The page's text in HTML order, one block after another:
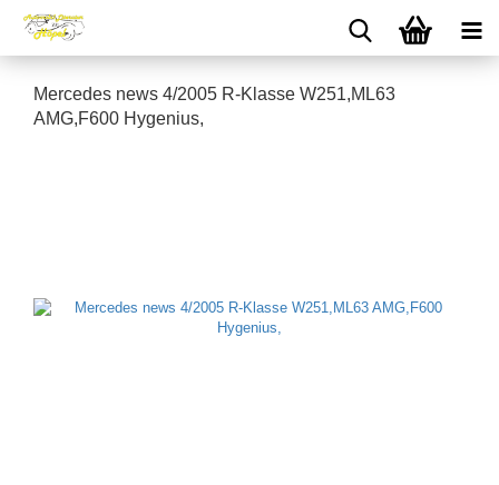
Mercedes news 4/2005 R-Klasse W251,ML63
AMG,F600 Hygenius,